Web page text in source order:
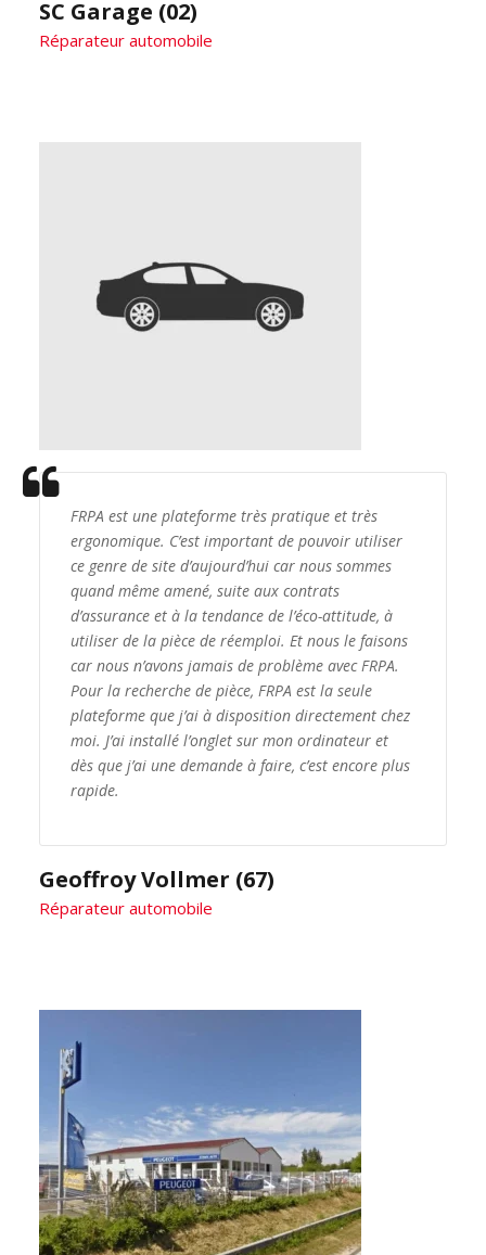
SC Garage (02)
Réparateur automobile
FRPA est une plateforme très pratique et très
ergonomique. C’est important de pouvoir utiliser
ce genre de site d’aujourd’hui car nous sommes
quand même amené, suite aux contrats
d’assurance et à la tendance de l’éco-attitude, à
utiliser de la pièce de réemploi. Et nous le faisons
car nous n’avons jamais de problème avec FRPA.
Pour la recherche de pièce, FRPA est la seule
plateforme que j’ai à disposition directement chez
moi. J’ai installé l’onglet sur mon ordinateur et
dès que j’ai une demande à faire, c’est encore plus
rapide.
Geoffroy Vollmer (67)
Réparateur automobile